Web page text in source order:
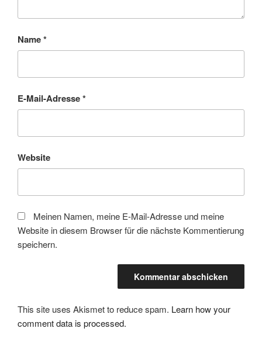
Name*
E-Mail-Adresse*
Website
Meinen Namen, meine E-Mail-Adresse und meine
Website in diesem Browser für die nächste Kommentierung
speichern.
This site uses Akismet to reduce spam. Learn how your
comment data is processed.